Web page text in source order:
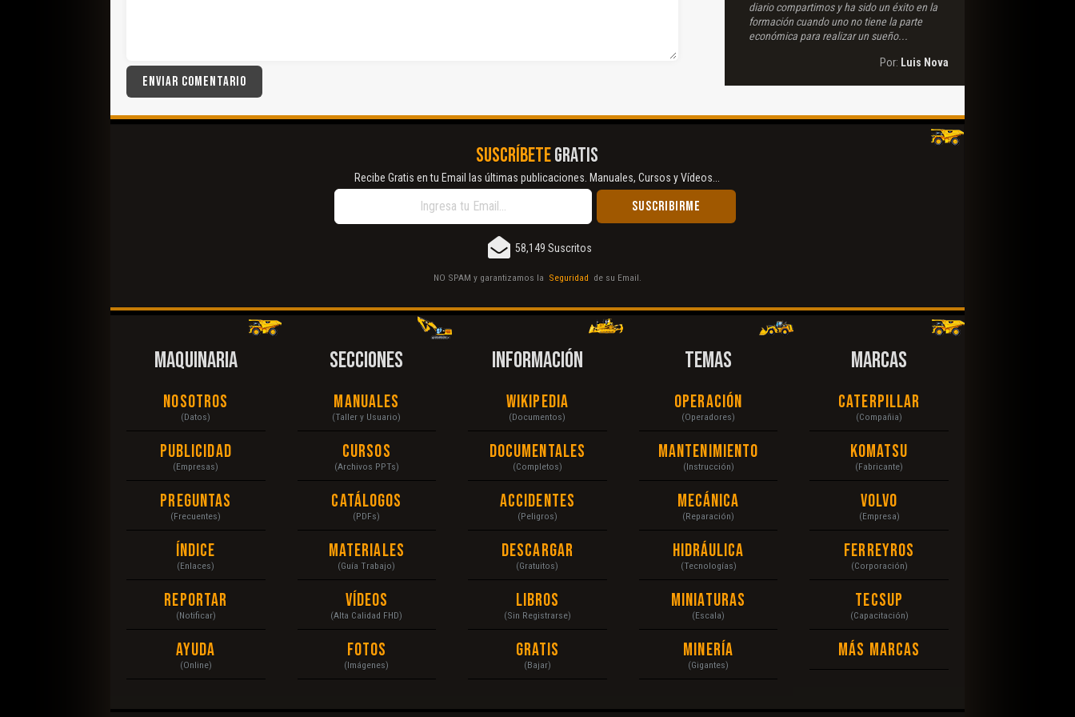
diario compartimos y ha sido un éxito en la
formación cuando uno no tiene la parte
económica para realizar un sueño...
Por: Luis Nova
SUSCRÍBETEGRATIS
Recibe Gratis en tu Email las últimas publicaciones. Manuales, Cursos y Vídeos...
58,149 Suscritos
NO SPAM y garantizamos la Seguridad de su Email.
MAQUINARIA
Nosotros
(Datos)
Publicidad
(Empresas)
Preguntas
(Frecuentes)
Índice
(Enlaces)
Reportar
(Notificar)
Ayuda
(Online)
SECCIONES
Manuales
(Taller y Usuario)
Cursos
(Archivos PPTs)
Catálogos
(PDFs)
Materiales
(Guía Trabajo)
Vídeos
(Alta Calidad FHD)
Fotos
(Imágenes)
INFORMACIÓN
Wikipedia
(Documentos)
Documentales
(Completos)
Accidentes
(Peligros)
Descargar
(Gratuitos)
Libros
(Sin Registrarse)
Gratis
(Bajar)
TEMAS
Operación
(Operadores)
Mantenimiento
(Instrucción)
Mecánica
(Reparación)
Hidráulica
(Tecnologías)
Miniaturas
(Escala)
Minería
(Gigantes)
MARCAS
Caterpillar
(Compañia)
Komatsu
(Fabricante)
Volvo
(Empresa)
Ferreyros
(Corporación)
Tecsup
(Capacitación)
Más Marcas